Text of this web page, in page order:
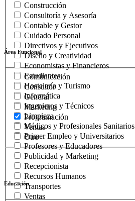
Construcción
Consultoría y Asesoría
Contable y Gestor
Cuidado Personal
Directivos y Ejecutivos
Diseño y Creatividad
Economistas y Financieros
Estudiantes
Hostelería y Turismo
Informática
Ingenieros y Técnicos
Limpieza
Médicos y Profesionales Sanitarios
Primer Empleo y Universitarios
Profesores y Educadores
Publicidad y Marketing
Recepcionista
Recursos Humanos
Transportes
Ventas
Área Funcional
Comunicación
Consultor
General
Marketing
Programación
Ventas
Otro
Educación